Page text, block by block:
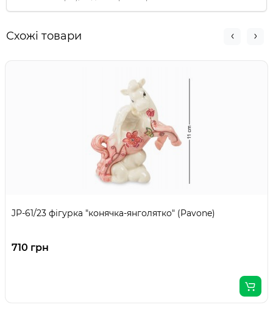
Схожі товари
JP-61/23 фігурка "конячка-янголятко" (Pavone)
710 грн